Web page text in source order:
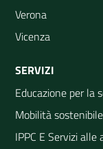
Verona
Vicenza
SERVIZI
Educazione per la
Mobilità sostenibile
IPPC E Servizi alle